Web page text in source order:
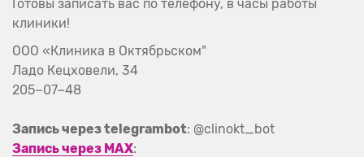
Готовы записать вас по телефону, в часы работы
клиники!
ООО «Клиника в Октябрьском"
Ладо Кецховели, 34
205−07−48
Запись через telegrambot: @clinokt_bot
Запись через MAX: